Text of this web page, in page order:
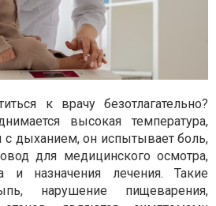
к врачу безотлагательно?
высокая температура,
дыханием, он испытывает боль,
для медицинского осмотра,
и назначения лечения. Такие
нарушение пищеварения,